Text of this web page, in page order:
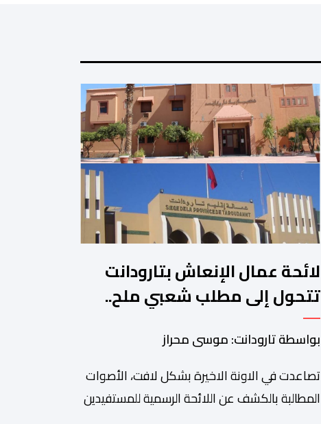
الوحيد المباشر والمنتخب من قِبل 211
اتحادا […]
لائحة عمال الإنعاش بتارودانت
تتحول إلى مطلب شعبي ملح..
فمن يجيب؟.
بواسطة تارودانت: موسى محراز
تصاعدت في الاونة الاخيرة بشكل لافت، الأصوات
المطالبة بالكشف عن اللائحة الرسمية للمستفيدين